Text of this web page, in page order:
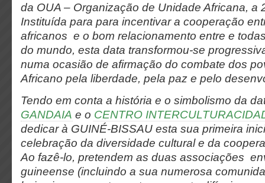
da OUA – Organização de Unidade Africana, a
Instituída para para incentivar a cooperação
africanos e o bom relacionamento entre e
do mundo, esta data transformou-se
numa ocasião de afirmação do combate dos
Africano pela liberdade, pela paz e pelo
Tendo em conta a história e o simbolismo da
GANDAIA e o CENTRO
dedicar à GUINÉ-BISSAU esta sua primeira
celebração da diversidade cultural e da
Ao fazê-lo, pretendem as duas associações
guineense (incluindo a sua numerosa